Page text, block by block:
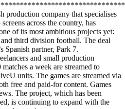
production company that specialises
across the country, has
of its most ambitious projects yet:
third division football. The deal
Spanish partner, Park 7.
and small production
a week are streamed to
units. The games are streamed via
free and paid-for content. Games
The project, which has been
is continuing to expand with the